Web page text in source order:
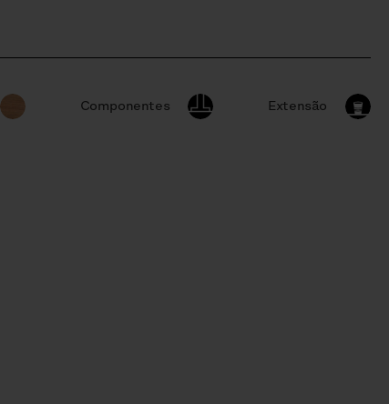
Componentes Extensão